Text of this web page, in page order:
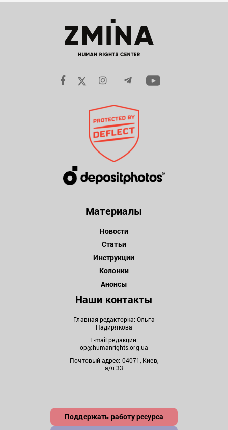
Материалы
Новости
Статьи
Инструкции
Колонки
Анонсы
Наши контакты
Главная редакторка: Ольга
Падирякова
E-mail редакции:
op@humanrights.org.ua
Почтовый адрес: 04071, Киев,
а/я 33
Поддержать работу ресурса